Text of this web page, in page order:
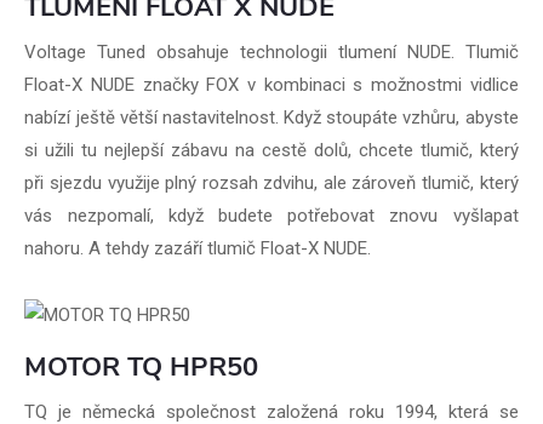
TLUMENÍ FLOAT X NUDE
Voltage Tuned obsahuje technologii tlumení NUDE. Tlumič
Float-X NUDE značky FOX v kombinaci s možnostmi vidlice
nabízí ještě větší nastavitelnost. Když stoupáte vzhůru, abyste
si užili tu nejlepší zábavu na cestě dolů, chcete tlumič, který
při sjezdu využije plný rozsah zdvihu, ale zároveň tlumič, který
vás nezpomalí, když budete potřebovat znovu vyšlapat
nahoru. A tehdy zazáří tlumič Float-X NUDE.
MOTOR TQ HPR50
TQ je německá společnost založená roku 1994, která se